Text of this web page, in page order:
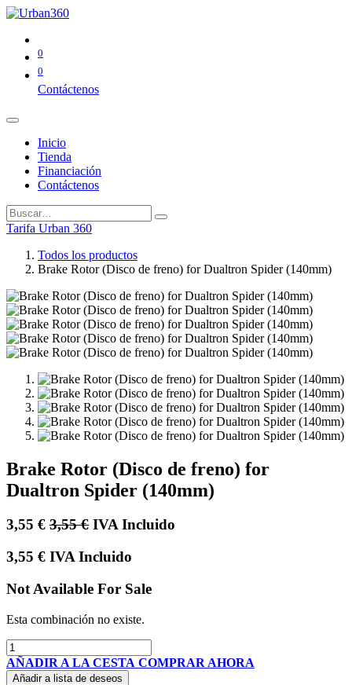
0
0
Contáctenos
Inicio
Tienda
Financiación
Contáctenos
Tarifa Urban 360
Todos los productos
Brake Rotor (Disco de freno) for Dualtron Spider (140mm)
Brake Rotor (Disco de freno) for
Dualtron Spider (140mm)
3,55 € 3,55€ IVA Incluido
3,55 € IVA Incluido
Not Available For Sale
Esta combinación no existe.
AÑADIR A LA CESTA COMPRAR AHORA
Añadir a lista de deseos